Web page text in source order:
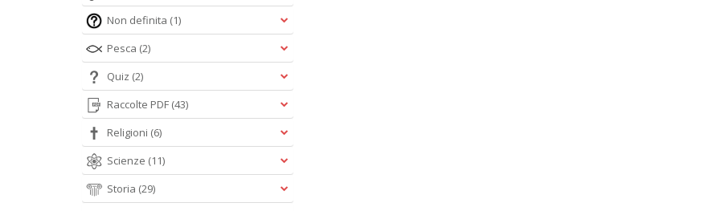
Non definita (1)
Pesca (2)
Quiz (2)
Raccolte PDF (43)
Religioni (6)
Scienze (11)
Storia (29)